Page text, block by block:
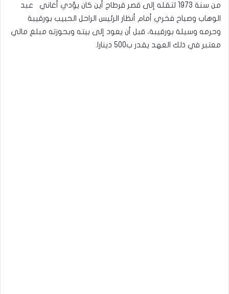
من سنة 1973 لتقله إلى قصر قرطاج أين كان يؤدي أغاني عبد
الوهاب وصباح فخري أمام أنظار الرئيس الراحل الحبيب بورقيبة
وحرمه وسيلة بورقيبة، قبل أن يعود إلى بيته وبحوزته مبلغ مالي
معتبر في ذلك العهد يقدر ب500 دينارا.